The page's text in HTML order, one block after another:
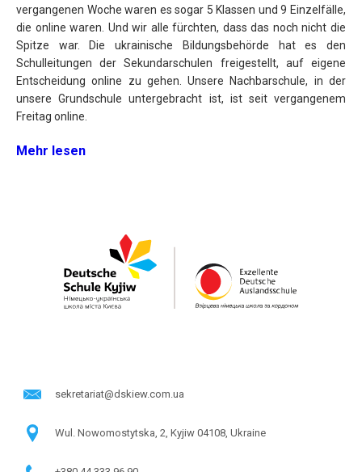
vergangenen Woche waren es sogar 5 Klassen und 9 Einzelfälle,
die online waren. Und wir alle fürchten, dass das noch nicht die
Spitze war. Die ukrainische Bildungsbehörde hat es den
Schulleitungen der Sekundarschulen freigestellt, auf eigene
Entscheidung online zu gehen. Unsere Nachbarschule, in der
unsere Grundschule untergebracht ist, ist seit vergangenem
Freitag online.
Mehr lesen
sekretariat@dskiew.com.ua
Wul. Nowomostytska, 2, Kyjiw 04108, Ukraine